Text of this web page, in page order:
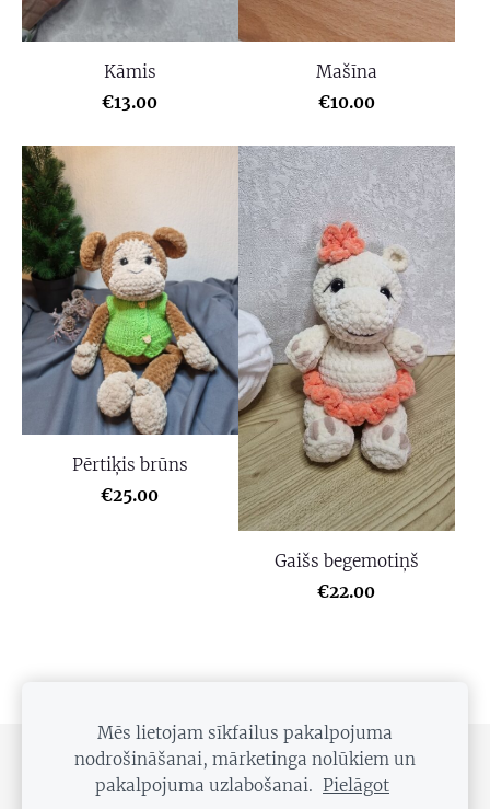
Kāmis
€13.00
Mašīna
€10.00
Pērtiķis brūns
€25.00
Gaišs begemotiņš
€22.00
SĪKDATNES
Mēs lietojam sīkfailus pakalpojuma
nodrošināšanai, mārketinga nolūkiem un
pakalpojuma uzlabošanai. Pielāgot